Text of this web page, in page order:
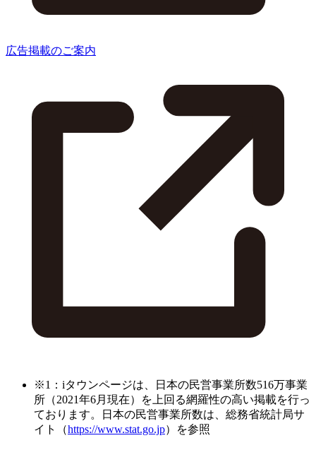
広告掲載のご案内
※1：iタウンページは、日本の民営事業所数516万事業
所（2021年6月現在）を上回る網羅性の高い掲載を行っ
ております。日本の民営事業所数は、総務省統計局サ
イト（https://www.stat.go.jp）を参照